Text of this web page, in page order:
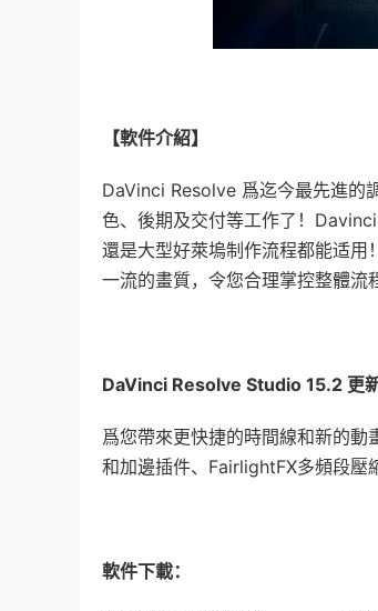
【軟件介紹】
DaVinci Resolve 爲迄今最先進的
色、後期及交付等工作了！
還是大型好萊塢制作流程都能适
一流的畫質，令您合理掌控整體流
DaVinci Resolve Studio 15.2 更新
爲您帶來更快捷的時間線和新的
和加邊插件、FairlightFX多頻段壓
軟件下載：